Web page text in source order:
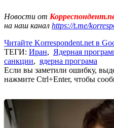
Новости от
на наш канал https://t.me/
Читайте Korrespondent.net в
ТЕГИ: Иран, Ядерная
санкции, ядерна програма
Если вы заметили ошибку,
нажмите Ctrl+Enter, чтобы